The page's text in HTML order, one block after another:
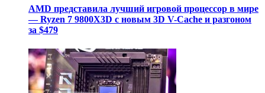
AMD представила лучший игровой процессор в мире
— Ryzen 7 9800X3D с новым 3D V-Cache и разгоном
за $479